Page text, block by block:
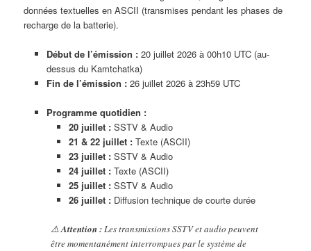
données textuelles en ASCII (transmises pendant les phases de
recharge de la batterie).
Début de l’émission :20 juillet 2026 à 00h10 UTC (au-
dessus du Kamtchatka)
Fin de l’émission :26 juillet 2026 à 23h59 UTC
Programme quotidien :
20 juillet : SSTV & Audio
21 & 22 juillet : Texte (ASCII)
23 juillet : SSTV & Audio
24 juillet : Texte (ASCII)
25 juillet : SSTV & Audio
26 juillet : Diffusion technique de courte durée
⚠️Attention :Les transmissions SSTV et audio peuvent
être momentanément interrompues par le système de